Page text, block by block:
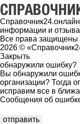
информации и
Все права защищены
2026 ©
Закрыть
обнаружили ошибку?
Вы обнаружили
организации? Тогда
исправим все в
Сообщения об